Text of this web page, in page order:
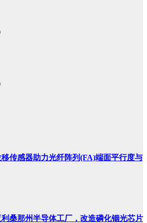
传感器助力光纤阵列(FA)端面平行度与
桑那州半导体工厂，改造磷化铟光芯片